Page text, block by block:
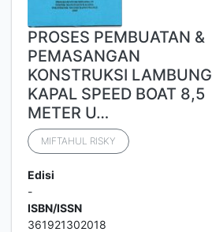
PROSES PEMBUATAN &
PEMASANGAN
KONSTRUKSI LAMBUNG
KAPAL SPEED BOAT 8,5
METER U…
MIFTAHUL RISKY
Edisi
-
ISBN/ISSN
361921302018